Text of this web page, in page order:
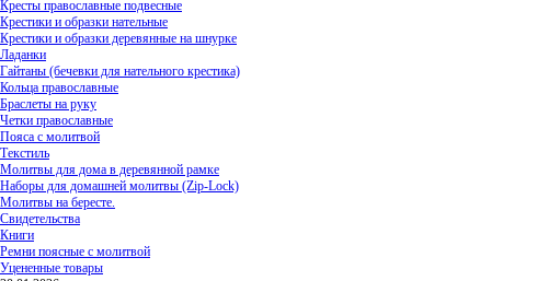
Кресты православные подвесные
Крестики и образки нательные
Крестики и образки деревянные на шнурке
Ладанки
Гайтаны (бечевки для нательного крестика)
Кольца православные
Браслеты на руку
Четки православные
Пояса с молитвой
Текстиль
Молитвы для дома в деревянной рамке
Наборы для домашней молитвы (Zip-Lock)
Молитвы на бересте.
Свидетельства
Книги
Ремни поясные с молитвой
Уцененные товары